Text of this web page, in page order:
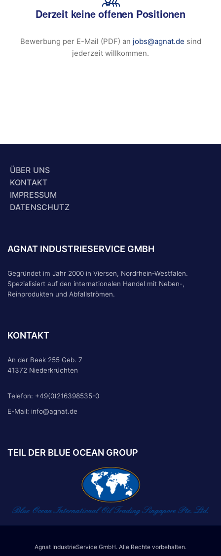
Derzeit keine offenen Positionen
Bewerbung per E-Mail (PDF) an jobs@agnat.de sind
jederzeit willkommen.
ÜBER UNS
KONTAKT
IMPRESSUM
DATENSCHUTZ
AGNAT INDUSTRIESERVICE GMBH
Gegründet im Jahr 2000 in Viersen, Nordrhein-Westfalen.
Spezialisiert auf den internationalen Handel mit Neben-,
Reinprodukten und Abfallströmen.
KONTAKT
An der Beek 255 Geb. 7
41372 Niederkrüchten
Telefon: +49(0)216398535-0
E-Mail: info@agnat.de
TEIL DER BLUE OCEAN GROUP
Agnat IndustrieService GmbH. Alle Rechte vorbehalten.